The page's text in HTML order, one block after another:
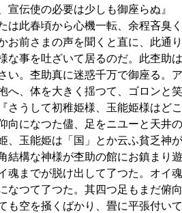
宣伝使の必要は少しも御座らぬ』
は此春頃から心機一転、余程吝臭
かお前さまの声を聞くと直に、此
な事を吐ざいて居るのだ。此杢助
い。杢助真に迷惑千万で御座る。ア
へ、体を大きく揺つて、ゴロンと
さうして初稚姫様、玉能姫様はど
向になつた儘、足をニユーと天井の
姫、玉能姫は「国」とか云ふ貧乏神
結構な神様が杢助の館にお鎮まり
魂までが脱け出して了つた。オイ
なつて了つた。其四つ足もまだ俯
も空を掻くばかり、畳に平張付い